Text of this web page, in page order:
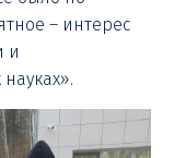
– интерес
и